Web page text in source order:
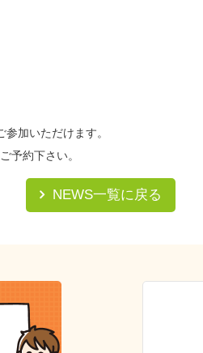
加いただけます。
予約下さい。
NEWS一覧に戻る